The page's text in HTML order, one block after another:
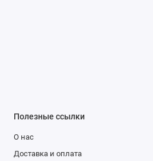
Полезные ссылки
О нас
Доставка и оплата